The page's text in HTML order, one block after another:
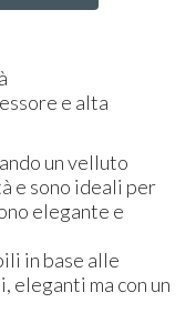
e alta
un velluto
e sono ideali per
elegante e
in base alle
eleganti ma con un